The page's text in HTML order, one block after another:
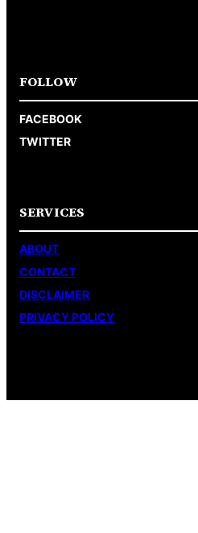
FOLLOW
FACEBOOK
TWITTER
SERVICES
ABOUT
CONTACT
DISCLAIMER
PRIVACY POLICY